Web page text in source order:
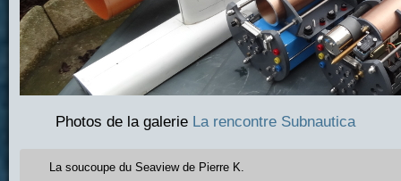
Photos de la galerie La rencontre Subnautica
La soucoupe du Seaview de Pierre K.